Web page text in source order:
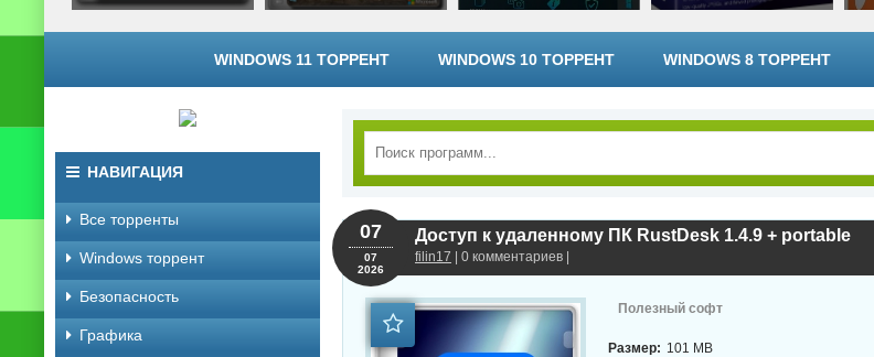
WINDOWS 11 ТОРРЕНТ WINDOWS 10 ТОРРЕНТ WINDOWS 8 ТОРРЕНТ
Доступ к удаленному ПК RustDesk 1.4.9 + portable
filin17 | 0 комментариев |
07
07
2026
Полезный софт
Размер: 101 MB
НАВИГАЦИЯ
Все торренты
Windows торрент
Безопасность
Графика